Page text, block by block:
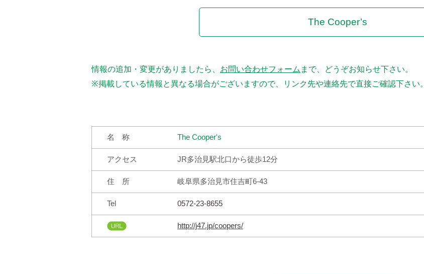
The Cooper’s
情報の追加・変更がありましたら、 お問い合わせフォーム まで、どうぞお知らせ下さい。
※掲載している情報と異なる場合がございますので、リンク先や連絡先で直接ご確認下さい。
名 称 The Cooper's
アクセス JR多治見駅北口から徒歩12分
住 所 岐阜県多治見市住吉町6-43
Tel 0572-23-8655
http://j47.jp/coopers/